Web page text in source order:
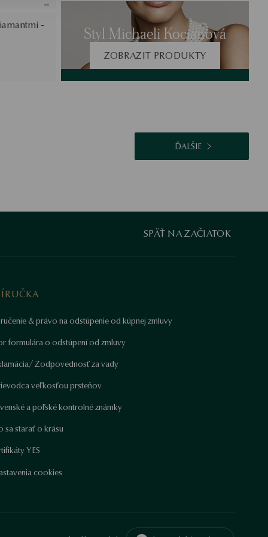
-
Styl Michaeli Kocianová
ZOBRAZIT PRODUKTY
ĎALŠIE
SPÄŤ NA ZAČIATOK
& právo na odstúpenie od kúpnej zmluvy
formulára o odstúpení od zmluvy
Zodpovednosť za vady
veľkosťou prsteňov
a poľské kontrolné známky
sa starať o krásu
YES
cookies